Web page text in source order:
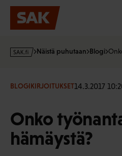
Hyppää
sisältöön
s
·
Näistä puhutaan Blogi
BLOGIKIRJOITUKSET14.3.2017
Onko
hämäystä?